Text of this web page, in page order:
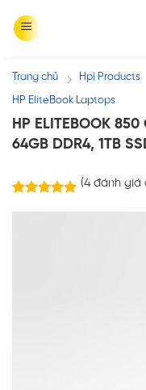
Trang chủ / Hpi Products
HP EliteBook Laptops
HP ELITEBOOK 850
64GB DDR4, 1TB
(4đánh giá